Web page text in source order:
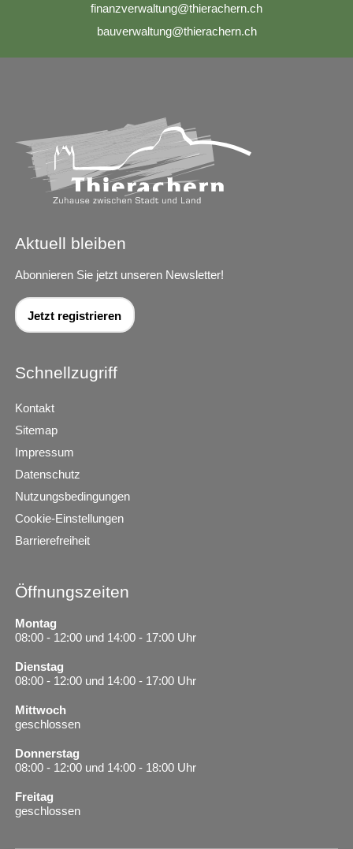
f n nzv rw lt ng th r ch rn ch
b
v rw lt ng th r ch rn ch
Aktuell bleiben
Abonnieren Sie jetzt unseren Newsletter!
Jetzt registrieren
Schnellzugriff
Kontakt
Sitemap
Impressum
Datenschutz
Nutzungsbedingungen
Cookie-Einstellungen
Barrierefreiheit
Öffnungszeiten
Montag
08:00 - 12:00 und 14:00 - 17:00 Uhr
Dienstag
08:00 - 12:00 und 14:00 - 17:00 Uhr
Mittwoch
geschlossen
Donnerstag
08:00 - 12:00 und 14:00 - 18:00 Uhr
Freitag
geschlossen